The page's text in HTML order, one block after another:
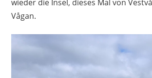
wieder die Insel, dieses Mal von
Vågan.